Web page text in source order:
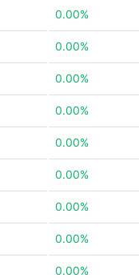
0.00%
0.00%
0.00%
0.00%
0.00%
0.00%
0.00%
0.00%
0.00%